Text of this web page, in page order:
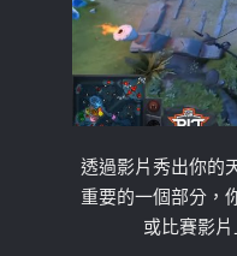
透過影片秀出你的
重要的一個部分，
或比賽影